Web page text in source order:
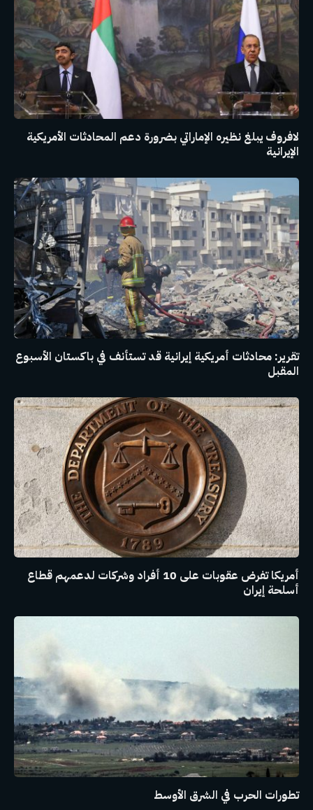
لافروف يبلغ نظيره الإماراتي بضرورة دعم المحادثات الأمريكية
الإيرانية
تقرير: محادثات أمريكية إيرانية قد تستأنف في باكستان الأسبوع
المقبل
أمريكا تفرض عقوبات على 10 أفراد وشركات لدعمهم قطاع
أسلحة إيران
تطورات الحرب في الشرق الأوسط